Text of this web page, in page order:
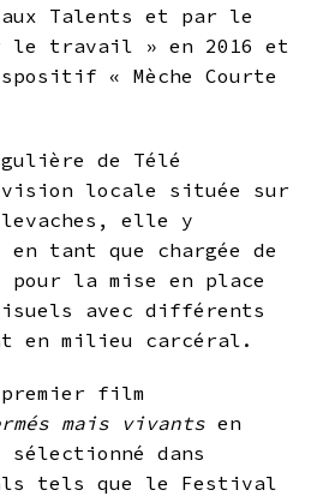
Talents et par le
le travail » en 2016 et
« Mèche Courte
de Télé
locale située sur
elle y
tant que chargée de
la mise en place
avec différents
en milieu carcéral.
film
mais vivants en
dans
tels que le Festival